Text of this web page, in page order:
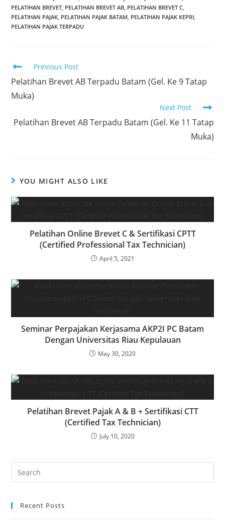
PELATIHAN BREVET, PELATIHAN BREVET AB, PELATIHAN BREVET C,
PELATIHAN PAJAK, PELATIHAN PAJAK BATAM, PELATIHAN PAJAK KEPRI,
PELATIHAN PAJAK TERPADU
Previous Post
Pelatihan Brevet AB Terpadu Batam (Gel. Ke 9 Tatap
Muka)
Next Post
Pelatihan Brevet AB Terpadu Batam (Gel. Ke 11 Tatap
Muka)
YOU MIGHT ALSO LIKE
Pelatihan Online Brevet C & Sertifikasi CPTT
(Certified Professional Tax Technician)
April 5, 2021
Seminar Perpajakan Kerjasama AKP2I PC Batam
Dengan Universitas Riau Kepulauan
May 30, 2020
Pelatihan Brevet Pajak A & B + Sertifikasi CTT
(Certified Tax Technician)
July 10, 2020
Recent Posts